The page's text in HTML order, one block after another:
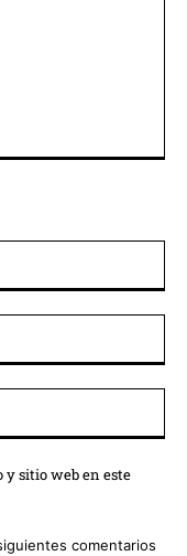
y sitio web en este
comentarios